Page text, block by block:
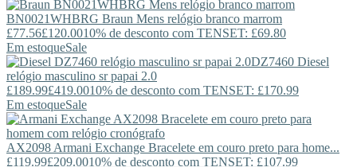
BN0021WHBRG Braun Mens relógio branco marrom
£77.56£120.0010% de desconto com TENSET: £69.80
Em estoqueSale
DZ7460 Diesel
relógio masculino sr papai 2.0
£189.99£419.0010% de desconto com TENSET: £170.99
Em estoqueSale
AX2098 Armani Exchange Bracelete em couro preto para home...
£119.99£209.0010% de desconto com TENSET: £107.99